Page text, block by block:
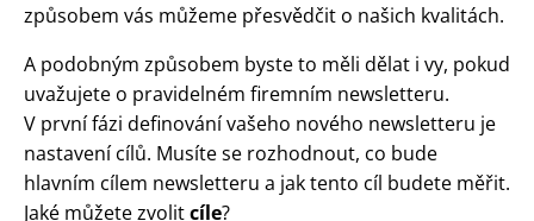
způsobem vás můžeme přesvědčit o našich kvalitách.
A podobným způsobem byste to měli dělat i vy, pokud
uvažujete o pravidelném firemním newsletteru.
V první fázi definování vašeho nového newsletteru je
nastavení cílů. Musíte se rozhodnout, co bude
hlavním cílem newsletteru a jak tento cíl budete měřit.
Jaké můžete zvolitcíle?